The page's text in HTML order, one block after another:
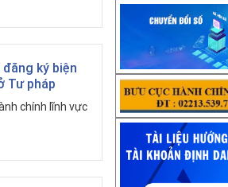
ký biện
Tư pháp
chính lĩnh vực